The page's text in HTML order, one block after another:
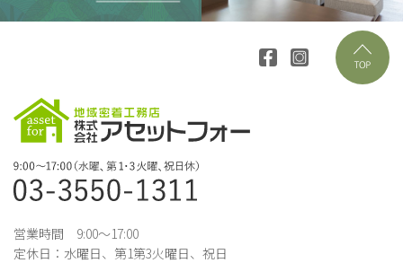
営業時間 9:00～17:00
定休日：水曜日、第1第3火曜日、祝日